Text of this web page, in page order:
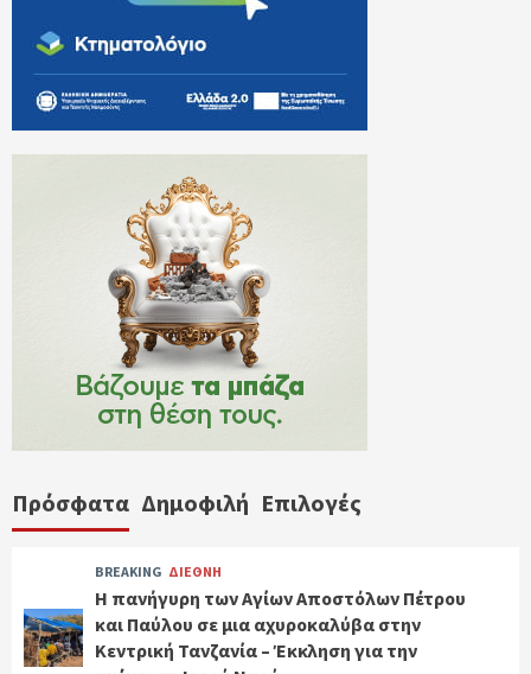
Πρόσφατα Δημοφιλή Επιλογές
BREAKING ΔΙΕΘΝΗ
Η πανήγυρη των Αγίων Αποστόλων Πέτρου
και Παύλου σε μια αχυροκαλύβα στην
Κεντρική Τανζανία – Έκκληση για την